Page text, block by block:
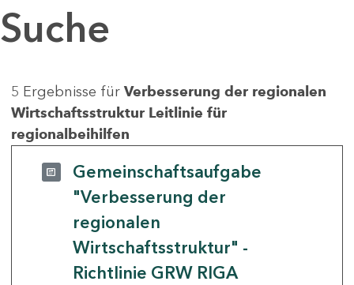
Suche
5 Ergebnisse für Verbesserung der regionalen
Wirtschaftsstruktur Leitlinie für
regionalbeihilfen
Gemeinschaftsaufgabe
"Verbesserung der
regionalen
Wirtschaftsstruktur" -
Richtlinie GRW RIGA